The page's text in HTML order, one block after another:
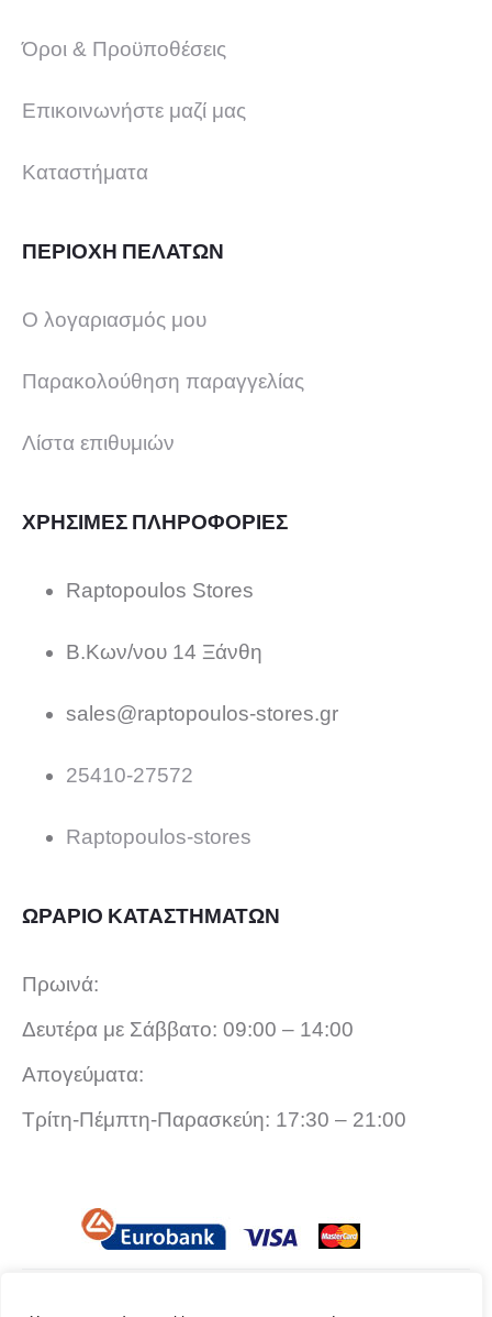
Όροι & Προϋποθέσεις
Επικοινωνήστε μαζί μας
Καταστήματα
ΠΕΡΙΟΧΗ ΠΕΛΑΤΩΝ
Ο λογαριασμός μου
Παρακολούθηση παραγγελίας
Λίστα επιθυμιών
ΧΡΗΣΙΜΕΣ ΠΛΗΡΟΦΟΡΙΕΣ
Raptopoulos Stores
Β.Κων/νου 14 Ξάνθη
sales@raptopoulos-stores.gr
25410-27572
Raptopoulos-stores
ΩΡΑΡΙΟ ΚΑΤΑΣΤΗΜΑΤΩΝ
Πρωινά:
Δευτέρα με Σάββατο: 09:00 – 14:00
Απογεύματα:
Τρίτη-Πέμπτη-Παρασκεύη: 17:30 – 21:00